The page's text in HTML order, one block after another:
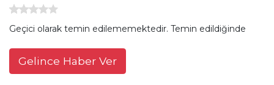
Geçici olarak temin edilememektedir. Temin edildiğinde
Gelince Haber Ver